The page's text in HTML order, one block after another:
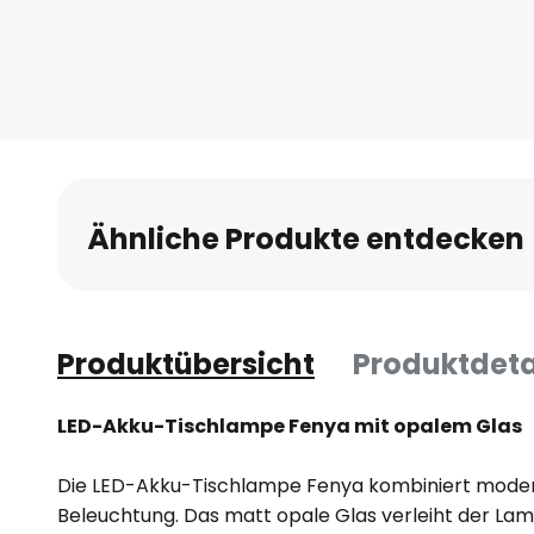
Ähnliche Produkte entdecken
Produktübersicht
LED-Akku-Tischlampe Fenya mit opalem Glas
Die LED-Akku-Tischlampe Fenya kombiniert
Beleuchtung. Das matt opale Glas verleiht der